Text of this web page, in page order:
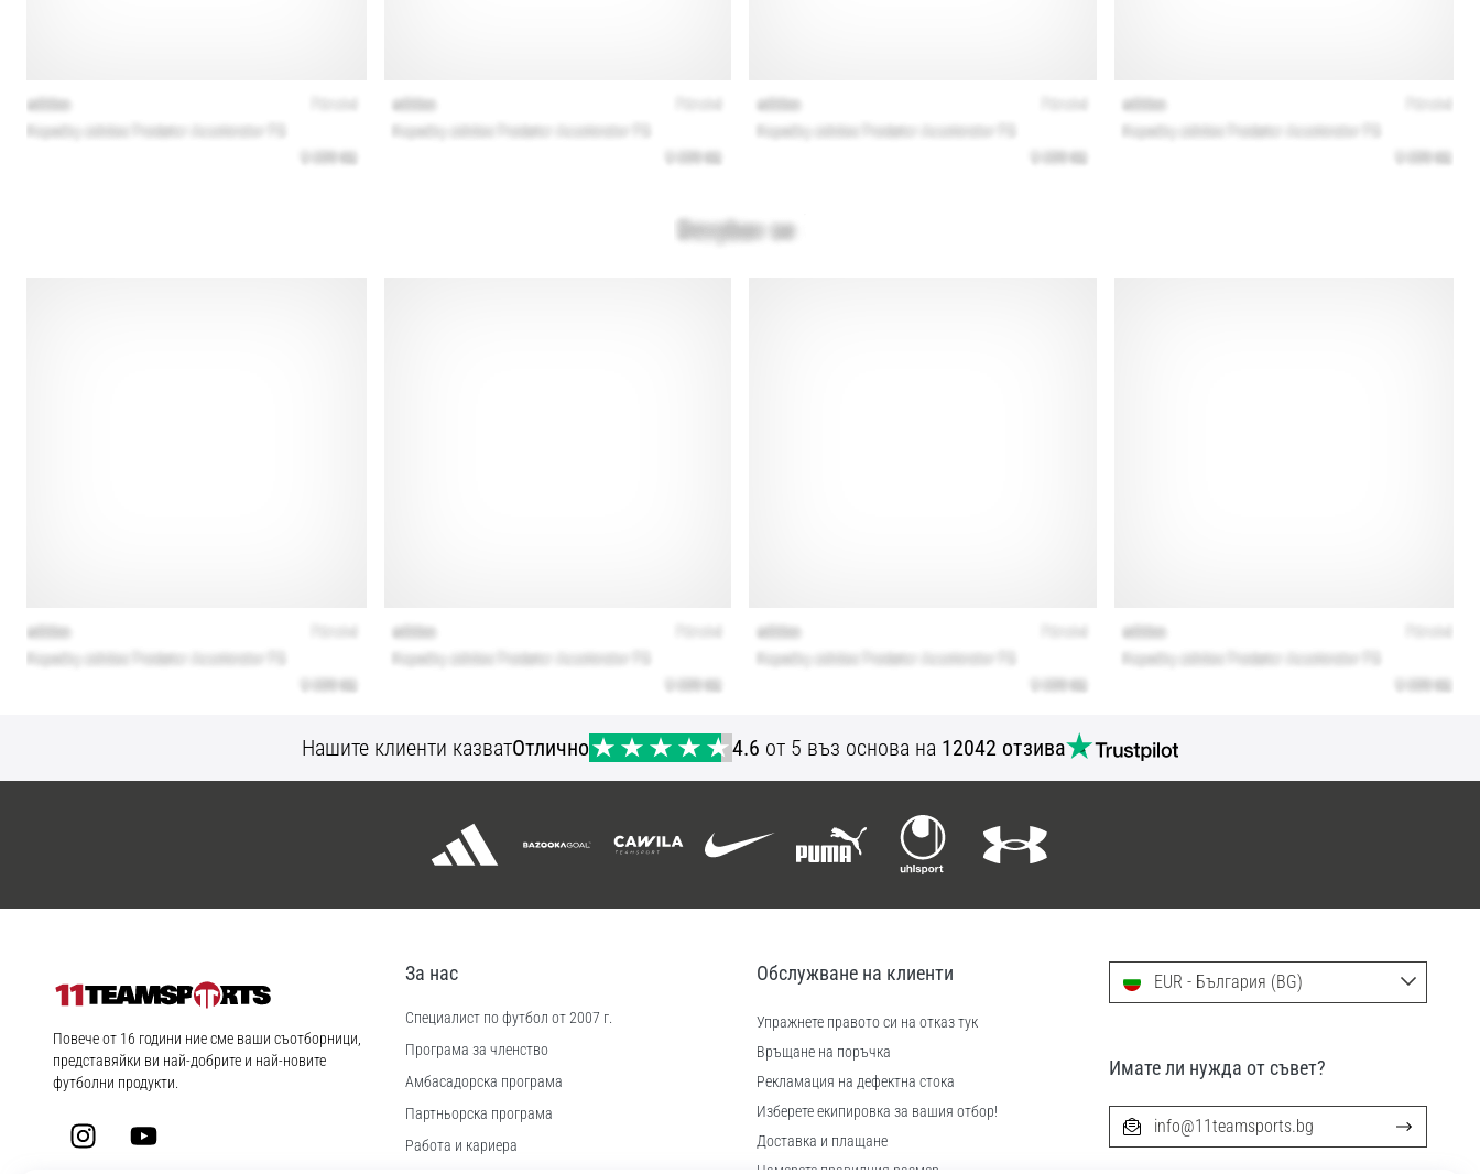
Нашите клиенти казватОтлично 4.6 от 5 въз основа на 12042 отзива
11teamsports.bg
Повече от 16 години ние сме ваши съотборници,
представяйки ви най-добрите и най-новите
футболни продукти.
InstagramYouTube
За нас
Специалист по футбол от 2007 г.
Програма за членство
Aмбасадорска програма
Партньорска програма
Работа и кариера
Обслужване на клиенти
Упражнете правото си на отказ тук
Връщане на поръчка
Рекламация на дефектна стока
Изберете екипировка за вашия отбор!
Доставка и плащане
EUR - България (BG)
Имате ли нужда от съвет?
info@11teamsports.bg